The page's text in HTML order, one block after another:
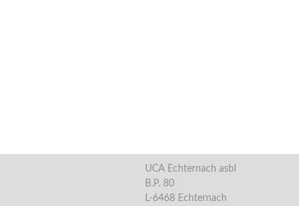
UCA Echternach asbl
B.P. 80
L-6468 Echternach